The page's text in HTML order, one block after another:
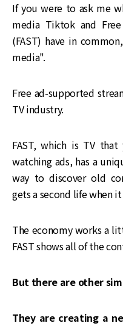
If you were to ask me
media Tiktok and
(FAST) have in
media".
Free ad-supported
TV industry.
FAST, which is TV
watching ads, has a
way to discover old
gets a second life when
The economy works a
FAST shows all of the
But there are other
They are creating a